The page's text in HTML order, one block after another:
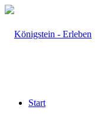
Start